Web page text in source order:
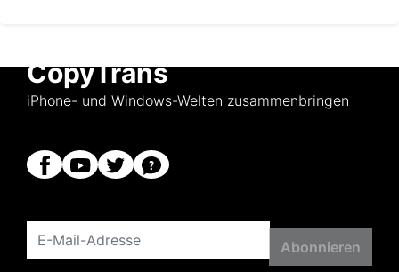
CopyTrans
iPhone- und Windows-Welten zusammenbringen